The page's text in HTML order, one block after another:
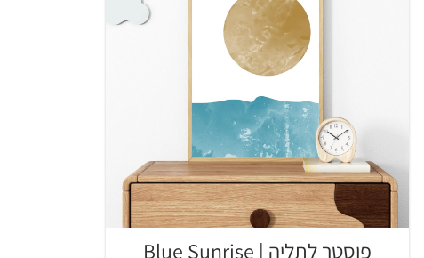
פוסטר לתליה | Blue Sunrise